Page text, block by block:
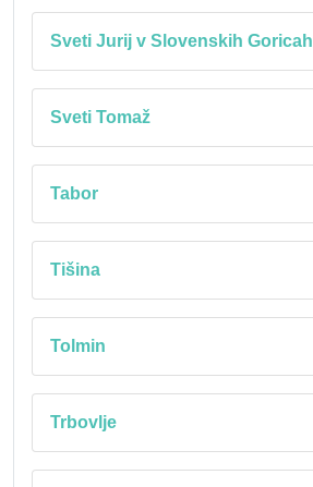
Sveti Jurij v Slovenskih Goricah
Sveti Tomaž
Tabor
Tišina
Tolmin
Trbovlje